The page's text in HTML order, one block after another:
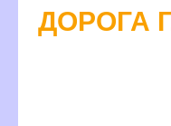
ДОРОГА